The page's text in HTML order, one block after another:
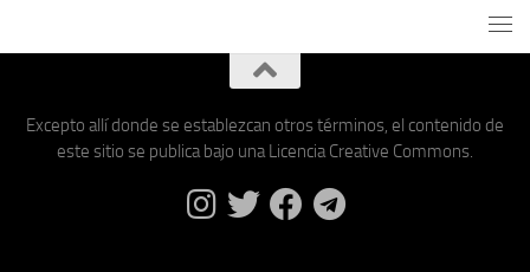
Excepto allí donde se establezcan otros términos, el contenido de
este sitio se publica bajo una Licencia Creative Commons.